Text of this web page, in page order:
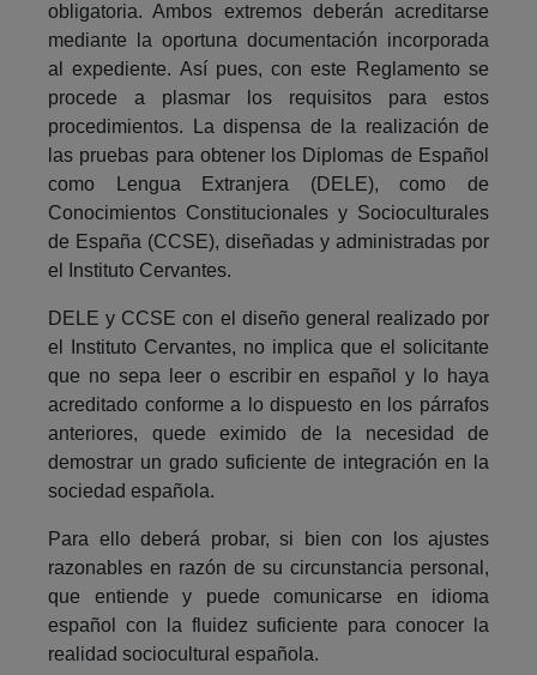
obligatoria. Ambos extremos deberán acreditarse
mediante la oportuna documentación incorporada
al expediente. Así pues, con este Reglamento se
procede a plasmar los requisitos para estos
procedimientos. La dispensa de la realización de
las pruebas para obtener los Diplomas de Español
como Lengua Extranjera (DELE), como de
Conocimientos Constitucionales y Socioculturales
de España (CCSE), diseñadas y administradas por
el Instituto Cervantes.
DELE y CCSE con el diseño general realizado por
el Instituto Cervantes, no implica que el solicitante
que no sepa leer o escribir en español y lo haya
acreditado conforme a lo dispuesto en los párrafos
anteriores, quede eximido de la necesidad de
demostrar un grado suficiente de integración en la
sociedad española.
Para ello deberá probar, si bien con los ajustes
razonables en razón de su circunstancia personal,
que entiende y puede comunicarse en idioma
español con la fluidez suficiente para conocer la
realidad sociocultural española.